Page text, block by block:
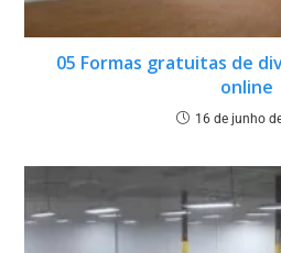
05 Formas gratuitas de
online
16 de junho